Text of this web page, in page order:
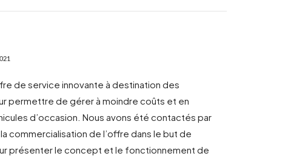
de service innovante à destination des
permettre de gérer à moindre coûts et en
d’occasion. Nous avons été contactés par
commercialisation de l’offre dans le but de
présenter le concept et le fonctionnement de